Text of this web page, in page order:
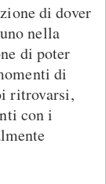
di dover
nella
di poter
di
ritrovarsi,
con i